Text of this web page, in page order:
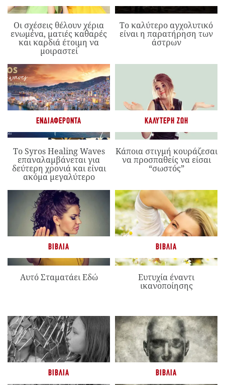
Οι σχέσεις θέλουν χέρια
ενωμένα, ματιές καθαρές
και καρδιά έτοιμη να
μοιραστεί
Το καλύτερο αγχολυτικό
είναι η παρατήρηση των
άστρων
ΕΝΔΙΑΦΈΡΟΝΤΑ
Το Syros Healing Waves
επαναλαμβάνεται για
δεύτερη χρονιά και είναι
ακόμα μεγαλύτερο
ΚΑΛΎΤΕΡΗ ΖΩΉ
Κάποια στιγμή κουράζεσαι
να προσπαθείς να είσαι
“σωστός”
ΒΙΒΛΊΑ
Αυτό Σταματάει Εδώ
ΒΙΒΛΊΑ
Ευτυχία έναντι
ικανοποίησης
ΒΙΒΛΊΑ ΒΙΒΛΊΑ